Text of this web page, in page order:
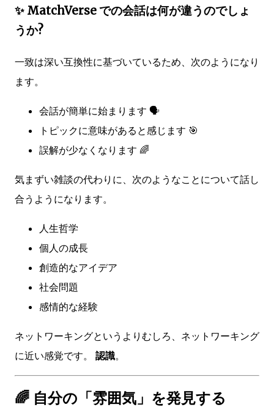
✨ MatchVerse での会話は何が違うのでしょ
うか?
一致は深い互換性に基づいているため、次のようになり
ます。
会話が簡単に始まります 🗣️
トピックに意味があると感じます 🎯
誤解が少なくなります 🌈
気まずい雑談の代わりに、次のようなことについて話し
合うようになります。
人生哲学
個人の成長
創造的なアイデア
社会問題
感情的な経験
ネットワーキングというよりむしろ、ネットワーキング
に近い感覚です。 認識。
🌈 自分の「雰囲気」を発見する